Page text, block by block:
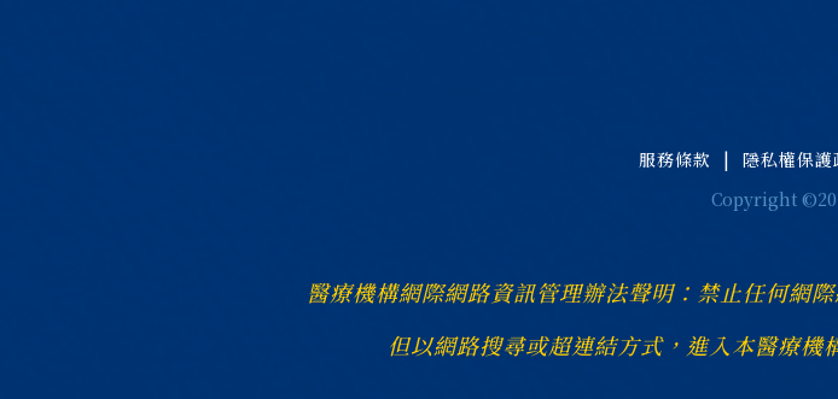
服務條款 | 隱私權保護
Copyright
醫療機構網際網路資訊管理辦法聲明：禁止任何網
但以網路搜尋或超連結方式，進入本醫療機